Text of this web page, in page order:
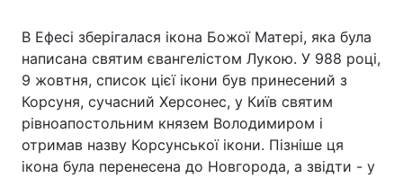
Головна Війна
В Ефесі зберігалася ікона Божої Матері, яка була
написана святим євангелістом Лукою. У 988 році,
9 жовтня, список цієї ікони був принесений з
Корсуня, сучасний Херсонес, у Київ святим
рівноапостольним князем Володимиром і
отримав назву Корсунської ікони. Пізніше ця
ікона була перенесена до Новгорода, а звідти - у